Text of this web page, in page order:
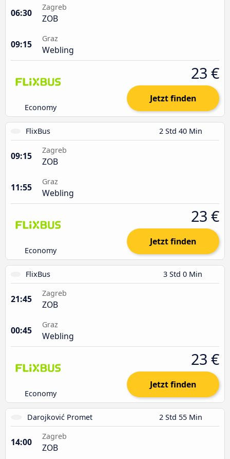
06:30
Zagreb
ZOB
09:15
Graz
Webling
Economy
23 €
Jetzt finden
FlixBus 2 Std 40 Min
09:15
Zagreb
ZOB
11:55
Graz
Webling
Economy
23 €
Jetzt finden
FlixBus 3 Std 0 Min
21:45
Zagreb
ZOB
00:45
Graz
Webling
Economy
23 €
Jetzt finden
Darojković Promet 2 Std 55 Min
14:00
Zagreb
ZOB